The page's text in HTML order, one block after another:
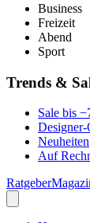
Business
Freizeit
Abend
Sport
Trends &
Sale bis
Designer-
Neuheiten
Auf
Ratgeber